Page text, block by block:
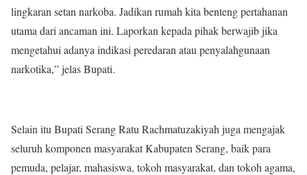
lingkaran setan narkoba. Jadikan rumah kita benteng pertahanan
utama dari ancaman ini. Laporkan kepada pihak berwajib jika
mengetahui adanya indikasi peredaran atau penyalahgunaan
narkotika,” jelas Bupati.
Selain itu Bupati Serang Ratu Rachmatuzakiyah juga mengajak
seluruh komponen masyarakat Kabupaten Serang, baik para
pemuda, pelajar, mahasiswa, tokoh masyarakat, dan tokoh agama,